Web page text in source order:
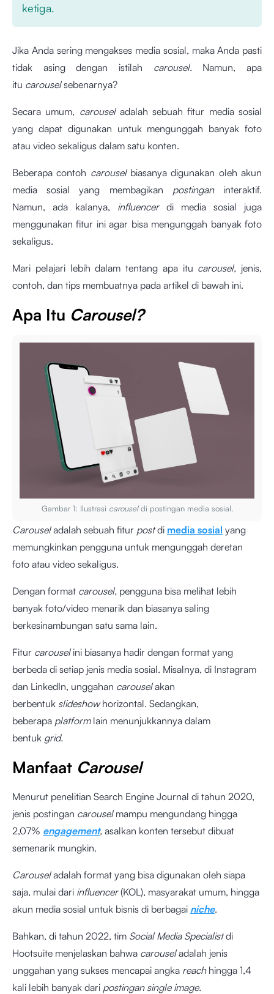
ketiga.
Jika Anda sering mengakses media sosial, maka Anda pasti
tidak asing dengan istilah carousel. Namun, apa
itu carouselsebenarnya?
Secara umum, carousel adalah sebuah fitur media sosial
yang dapat digunakan untuk mengunggah banyak foto
atau video sekaligus dalam satu konten.
Beberapa contoh carousel biasanya digunakan oleh akun
media sosial yang membagikan postinganinteraktif.
Namun, ada kalanya, influencer di media sosial juga
menggunakan fitur ini agar bisa mengunggah banyak foto
sekaligus.
Mari pelajari lebih dalam tentang apa itu carousel, jenis,
contoh, dan tips membuatnya pada artikel di bawah ini.
Apa Itu Carousel?
Gambar 1: Ilustrasi carouseldi postingan media sosial.
Carouseladalah sebuah fitur postdi media sosial yang
memungkinkan pengguna untuk mengunggah deretan
foto atau video sekaligus.
Dengan format carousel, pengguna bisa melihat lebih
banyak foto/video menarik dan biasanya saling
berkesinambungan satu sama lain.
Fitur carousel ini biasanya hadir dengan format yang
berbeda di setiap jenis media sosial. Misalnya, di Instagram
dan LinkedIn, unggahan carouselakan
berbentuk slideshowhorizontal. Sedangkan,
beberapa platform lain menunjukkannya dalam
bentuk grid.
Manfaat Carousel
Menurut penelitian Search Engine Journal di tahun 2020,
jenis postingan carousel mampu mengundang hingga
2,07% engagement, asalkan konten tersebut dibuat
semenarik mungkin.
Carouseladalah format yang bisa digunakan oleh siapa
saja, mulai dari influencer(KOL), masyarakat umum, hingga
akun media sosial untuk bisnis di berbagai niche.
Bahkan, di tahun 2022, tim Social Media Specialistdi
Hootsuite menjelaskan bahwa carouseladalah jenis
unggahan yang sukses mencapai angka reach hingga 1,4
kali lebih banyak dari postingan single image.